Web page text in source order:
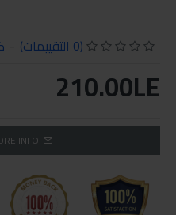
(0 التقييمات) -
210.00LE
INFO